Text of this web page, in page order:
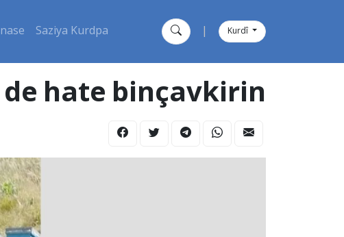
Saziya Kurdpa Kurdî
hate binçavkirin